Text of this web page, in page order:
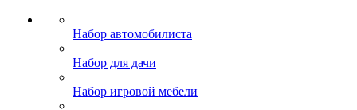
Набор автомобилиста
Набор для дачи
Набор игровой мебели